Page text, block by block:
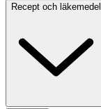
Recept och läkemedel